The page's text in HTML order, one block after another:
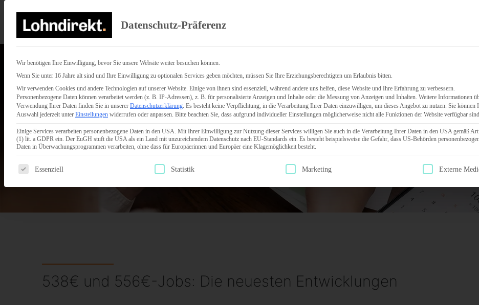
538€ und 556€-Jobs: Die neuesten Entwicklungen
Datenschutz-Präferenz
Wir benötigen Ihre Einwilligung, bevor Sie unsere Website weiter besuchen können.
Wenn Sie unter 16 Jahre alt sind und Ihre Einwilligung zu optionalen Services geben möchten, müssen Sie Ihre Erziehungsberechtigten um Erlaubnis bitten.
Wir verwenden Cookies und andere Technologien auf unserer Website. Einige von ihnen sind essenziell, während andere uns helfen, diese Website und Ihre Erfahrung zu verbessern.
Personenbezogene Daten können verarbeitet werden (z. B. IP-Adressen), z. B. für personalisierte Anzeigen und Inhalte oder die Messung von Anzeigen und Inhalten. Weitere Informationen
Verwendung Ihrer Daten finden Sie in unserer Datenschutzerklärung. Es besteht keine Verpflichtung, in die Verarbeitung Ihrer Daten einzuwilligen, um dieses Angebot zu nutzen. Sie können
Auswahl jederzeit unter Einstellungen widerrufen oder anpassen. Bitte beachten Sie, dass aufgrund individueller Einstellungen möglicherweise nicht alle Funktionen der Website verfügbar
Einige Services verarbeiten personenbezogene Daten in den USA. Mit Ihrer Einwilligung zur Nutzung dieser Services willigen Sie auch in die Verarbeitung Ihrer Daten in den USA gemäß
(1) lit. a GDPR ein. Der EuGH stuft die USA als ein Land mit unzureichendem Datenschutz nach EU-Standards ein. Es besteht beispielsweise die Gefahr, dass US-Behörden
Daten in Überwachungsprogrammen verarbeiten, ohne dass für Europäerinnen und Europäer eine Klagemöglichkeit besteht.
Es folgt eine Liste der Service-Gruppen, für die eine Einwilligung erteilt werden kann. Die erste Service-Gruppe ist essenziell und kann nicht
Essenziell Statistik Marketing Externe